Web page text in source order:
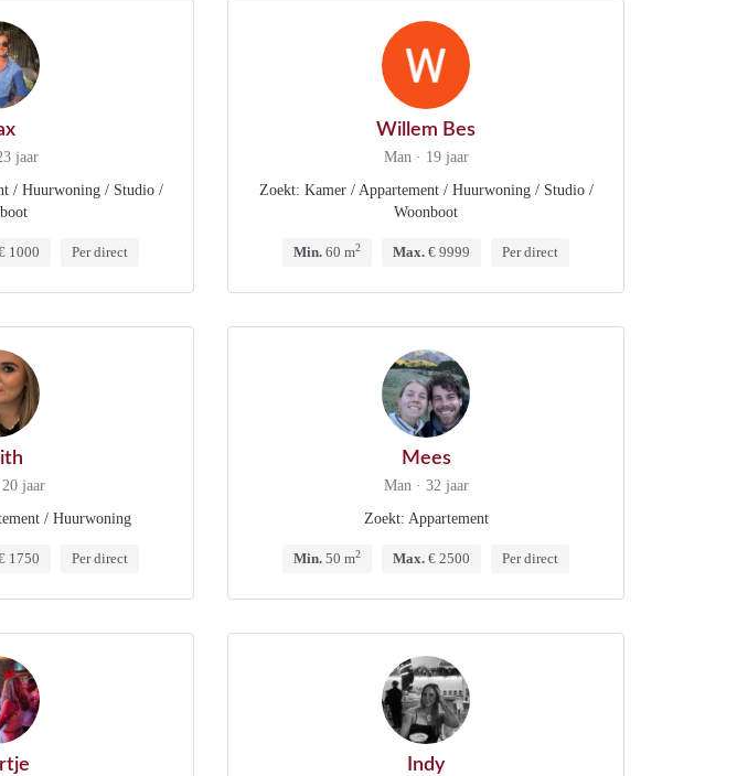
jaar
/ Huurwoning / Studio /
1000 Per direct
Willem Bes
Man · 19 jaar
Zoekt: Kamer / Appartement / Huurwoning / Studio /
Woonboot
Min. 60 m2 Max. € 9999 Per direct
jaar
/ Huurwoning
1750 Per direct
Mees
Man · 32 jaar
Zoekt: Appartement
Min. 50 m2 Max. € 2500 Per direct
Indy